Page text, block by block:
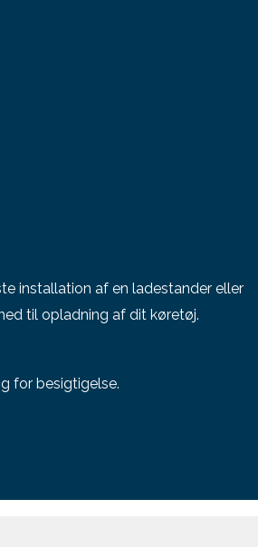
installation af en ladestander eller
til opladning af dit køretøj.
for besigtigelse.